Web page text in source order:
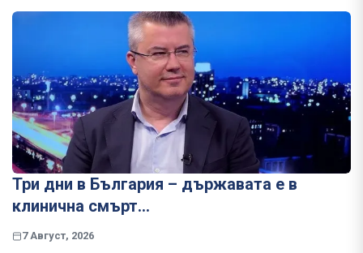
Три дни в България – държавата е в
клинична смърт…
7 Август, 2026